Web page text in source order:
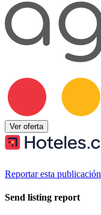
Ver oferta
Reportar esta publicación
Send listing report